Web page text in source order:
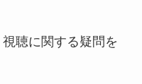
聴に関する疑問を